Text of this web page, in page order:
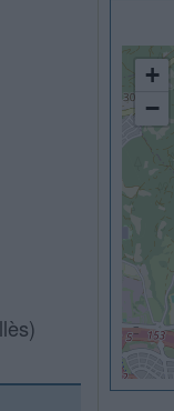
+
−